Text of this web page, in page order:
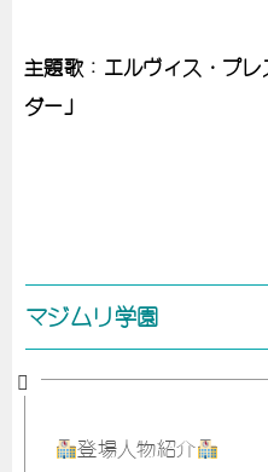
主題歌：エルヴィス・プ
ダー」
マジムリ学園
登場人物紹介